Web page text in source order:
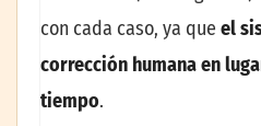
con cada caso, ya que el
corrección humana en
tiempo.